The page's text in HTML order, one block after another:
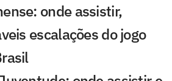
onde assistir,
escalações do jogo